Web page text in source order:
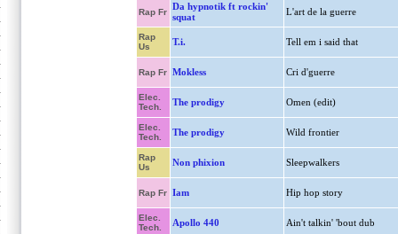
Rap Fr
Da hypnotik ft rockin'
squat
L'art de la guerre
Rap
Us
T.i. Tell em i said that
Rap Fr Mokless Cri d'guerre
Elec.
Tech.
The prodigy Omen (edit)
Elec.
Tech.
The prodigy Wild frontier
Rap
Us
Non phixion Sleepwalkers
Rap Fr Iam Hip hop story
Elec.
Tech.
Apollo 440 Ain't talkin' 'bout dub